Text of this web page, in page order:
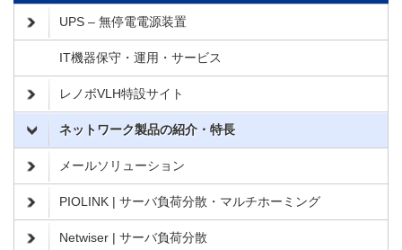
UPS – 無停電電源装置
IT機器保守・運用・サービス
レノボVLH特設サイト
ネットワーク製品の紹介・特長
メールソリューション
PIOLINK | サーバ負荷分散・マルチホーミング
Netwiser | サーバ負荷分散